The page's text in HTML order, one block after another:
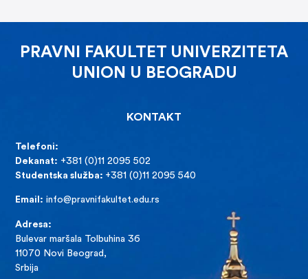
PRAVNI FAKULTET UNIVERZITETA
UNION U BEOGRADU
KONTAKT
Telefoni:
Dekanat: +381 (0)11 2095 502
Studentska služba: +381 (0)11 2095 540
Email: info@pravnifakultet.edu.rs
Adresa:
Bulevar maršala Tolbuhina 36
11070 Novi Beograd,
Srbija